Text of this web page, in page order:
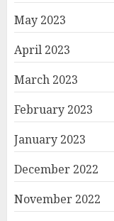
May 2023
April 2023
March 2023
February 2023
January 2023
December 2022
November 2022